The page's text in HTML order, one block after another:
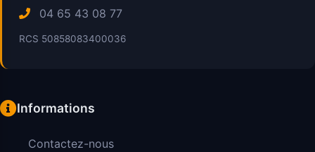
04 65 43 08 77
RCS 50858083400036
Informations
Contactez-nous